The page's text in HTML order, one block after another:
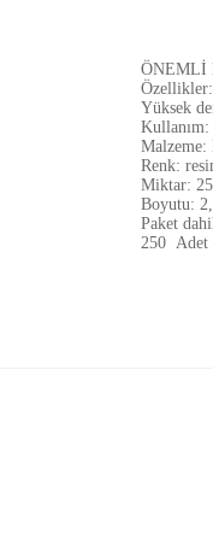
ÖNEMLİ
Özellikler:
Yüksek
Kullanım:
Renk:
Miktar:
Boyutu:
Paket
250 Adet